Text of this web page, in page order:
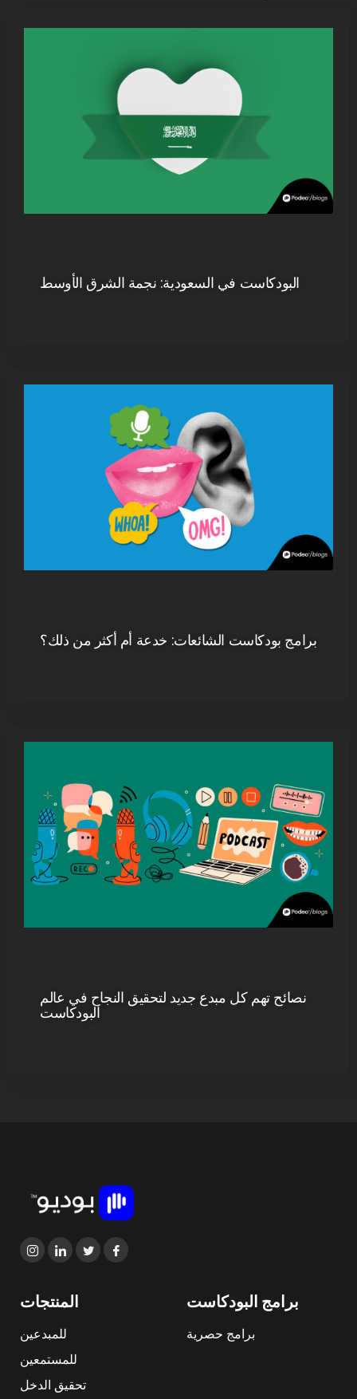
البودكاست في السعودية: نجمة الشرق الأوسط
برامج بودكاست الشائعات: خدعة أم أكثر من ذلك؟
نصائح تهم كل مبدع جديد لتحقيق النجاح في عالم
البودكاست
المنتجات
للمبدعين
للمستمعين
تحقيق الدخل
برامج البودكاست
برامج حصرية